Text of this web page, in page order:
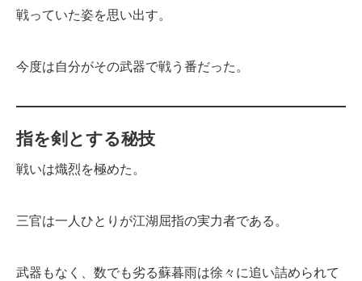
戦っていた姿を思い出す。
今度は自分がその武器で戦う番だった。
指を剣とする秘技
戦いは熾烈を極めた。
三官は一人ひとりが江湖屈指の実力者である。
武器もなく、数でも劣る蘇暮雨は徐々に追い詰められて